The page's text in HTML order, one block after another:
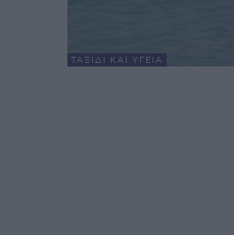
ΤΑΞΊΔΙ ΚΑΙ ΥΓΕΊΑ